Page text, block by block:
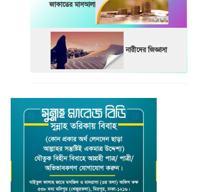
জাকাতের মাসআলা
নারীদের জিজ্ঞাসা